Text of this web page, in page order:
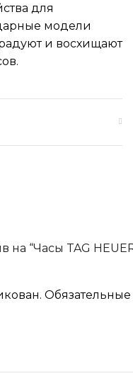
для
модели
и восхищают
на “Часы TAG
Обязательные